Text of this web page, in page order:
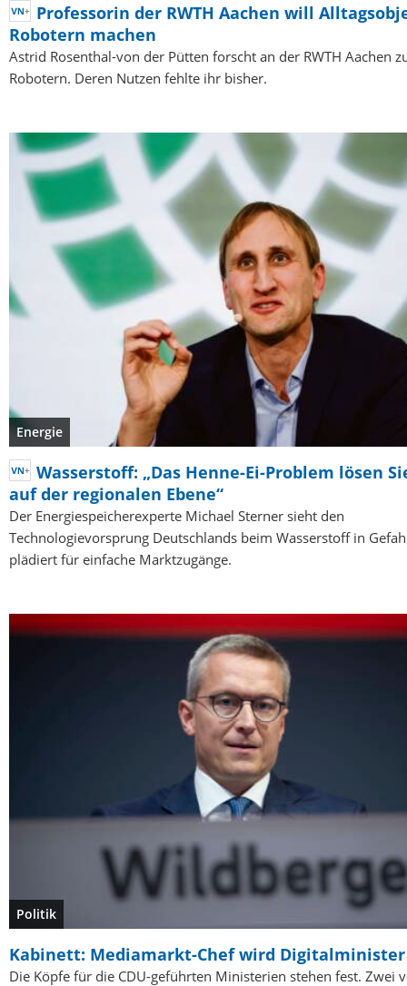
Professorin der RWTH Aachen will
Robotern machen
Astrid Rosenthal-von der Pütten forscht an der RWTH Aachen
Robotern. Deren Nutzen fehlte ihr bisher.
Energie
Wasserstoff: „Das Henne-Ei-Problem lösen
auf der regionalen Ebene“
Der Energiespeicherexperte Michael Sterner sieht den
Technologievorsprung Deutschlands beim Wasserstoff in
plädiert für einfache Marktzugänge.
Politik
Kabinett: Mediamarkt-Chef wird Digitalminister
Die Köpfe für die CDU-geführten Ministerien stehen fest. Zwei